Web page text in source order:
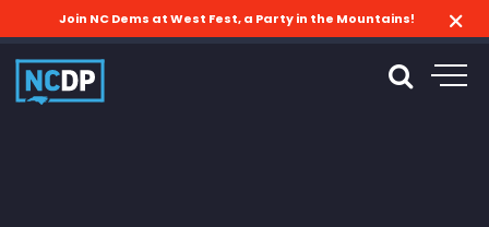
Join NC Dems at West Fest, a Party in the Mountains!